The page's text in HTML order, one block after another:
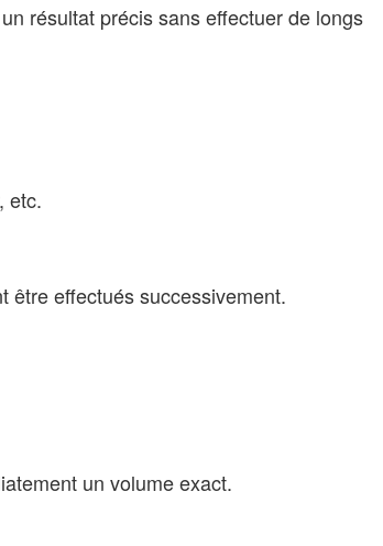
résultat précis sans effectuer de longs
etc.
être effectués successivement.
un volume exact.